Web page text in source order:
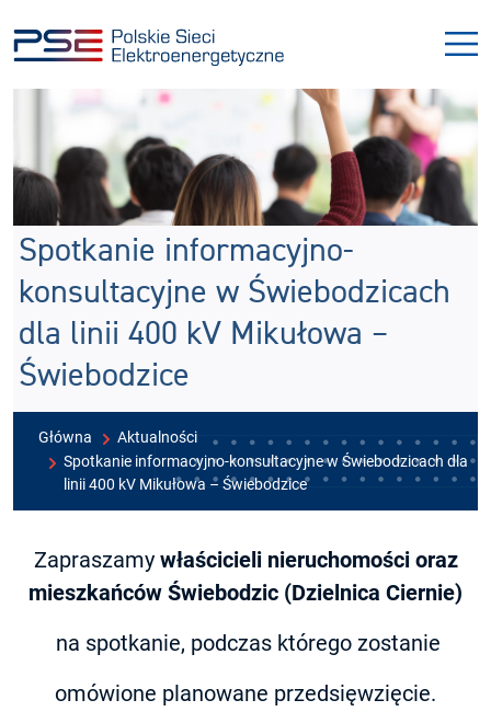
do
menu
do
treści
Spotkanie informacyjno-
konsultacyjne w Świebodzicach
dla linii 400 kV Mikułowa –
Świebodzice
Główna
Aktualności
Spotkanie informacyjno-konsultacyjne w Świebodzicach dla
linii 400 kV Mikułowa – Świebodzice
Zapraszamy właścicieli nieruchomości oraz
mieszkańców Świebodzic (Dzielnica Ciernie)
na spotkanie, podczas którego zostanie
omówione planowane przedsięwzięcie.